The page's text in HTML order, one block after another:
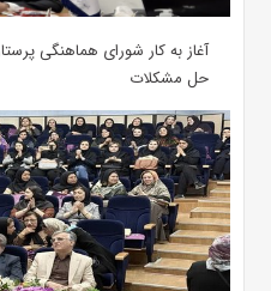
آغاز به کار شورای هماهنگی
حل مشکلات